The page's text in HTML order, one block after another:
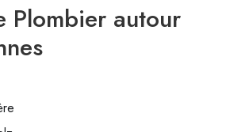
Plombier autour